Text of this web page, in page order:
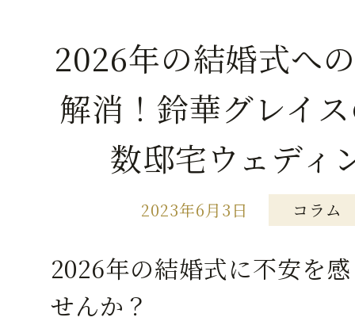
2026年の結婚式へ
解消！鈴華グレイ
数邸宅ウェディ
2023年6月3日 コラム
2026年の結婚式に不安を
せんか？